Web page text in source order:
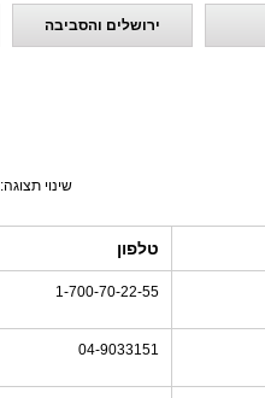
ירושלים והסביבה
שינוי תצוגה:
טלפון
1-700-70-22-55
04-9033151